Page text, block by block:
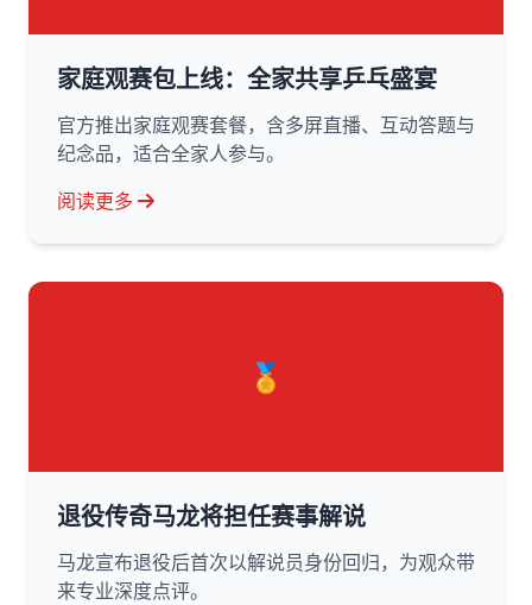
家庭观赛包上线：全家共享乒乓盛宴
官方推出家庭观赛套餐，含多屏直播、互动答题与
纪念品，适合全家人参与。
阅读更多
🏅
退役传奇马龙将担任赛事解说
马龙宣布退役后首次以解说员身份回归，为观众带
来专业深度点评。